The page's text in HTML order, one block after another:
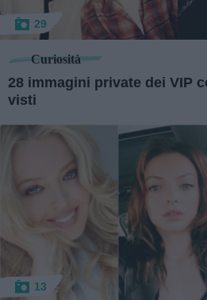
29
Curiosità
28 immagini private dei VIP
visti
13